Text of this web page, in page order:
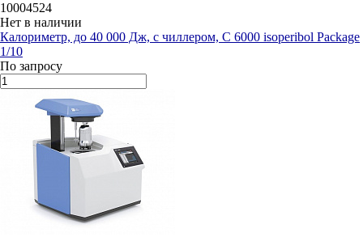
10004524
Нет в наличии
Калориметр, до 40 000 Дж, с чиллером, C 6000 isoperibol Package
1/10
По запросу